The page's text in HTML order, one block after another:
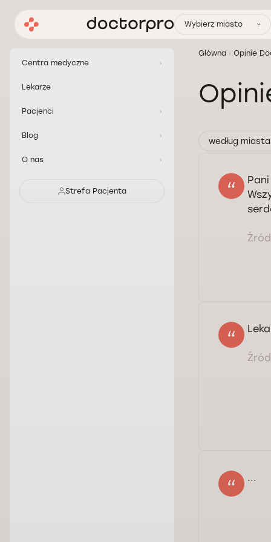
Wybierz miasto
Centra medyczne
Lekarze
Pacjenci
Blog
O nas
Strefa Pacjenta
Główna Opinie
według miasta
...